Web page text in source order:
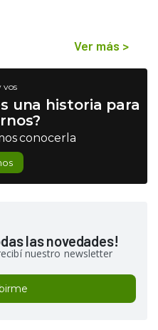
Ver más >
vos
una historia para
conocerla
las novedades!
nuestro newsletter